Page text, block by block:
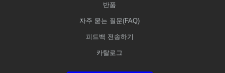
반품
자주 묻는 질문(FAQ)
피드백 전송하기
카탈로그